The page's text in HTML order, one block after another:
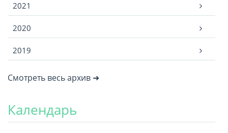
2021
2020
2019
Смотреть весь архив ➜
Календарь